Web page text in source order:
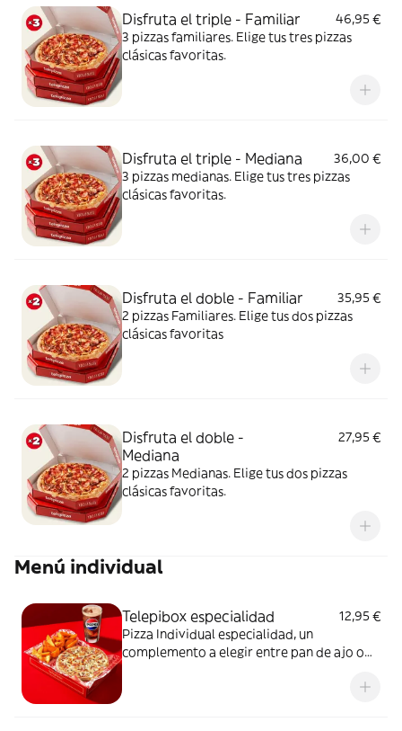
Disfruta el triple - Familiar
46,95 €
3 pizzas familiares. Elige tus tres pizzas
clásicas favoritas.
Disfruta el triple - Mediana
36,00 €
3 pizzas medianas. Elige tus tres pizzas
clásicas favoritas.
Disfruta el doble - Familiar
35,95 €
2 pizzas Familiares. Elige tus dos pizzas
clásicas favoritas
Disfruta el doble -
Mediana
27,95 €
2 pizzas Medianas. Elige tus dos pizzas
clásicas favoritas.
Menú individual
Telepibox especialidad
12,95 €
Pizza Individual especialidad, un
complemento a elegir entre pan de ajo o